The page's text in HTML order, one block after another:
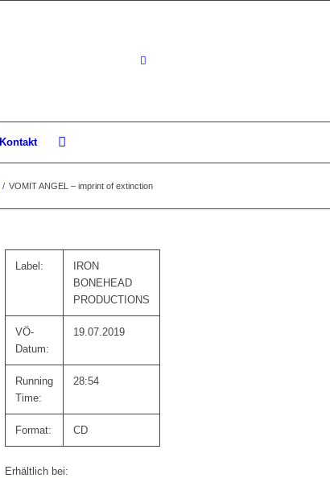
Kontakt
/ VOMIT ANGEL – imprint of extinction
Label:
IRON
BONEHEAD
PRODUCTIONS
VÖ-
Datum:
19.07.2019
Running
Time:
28:54
Format: CD
Erhältlich bei: